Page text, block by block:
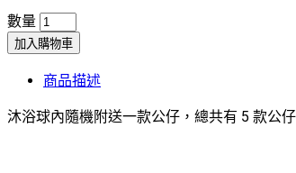
數量
加入購物車
商品描述
沐浴球內隨機附送一款公仔，總共有 5 款公